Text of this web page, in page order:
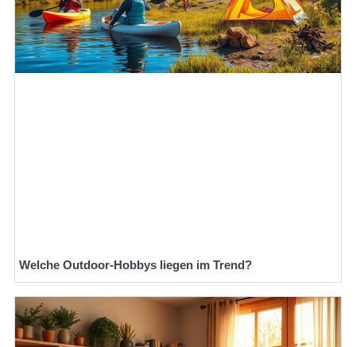
Welche Outdoor-Hobbys liegen im Trend?